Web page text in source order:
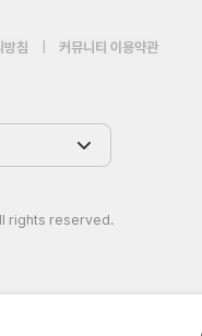
방침 커뮤니티 이용약관
rights reserved.